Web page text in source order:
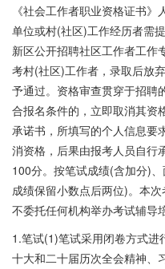
《社会工作者职业资格证书
单位或村(社区)工作经历者需
新区公开招聘社区工作者工作
考村(社区)工作者，录取后放
予通过。资格审查贯穿于招聘
合报名条件的，立即取消其资
承诺书，所填写的个人信息要
消资格，后果由报考人员自行
100分。按笔试成绩(含加分)
成绩保留小数点后两位)。本
不委托任何机构举办考试辅导
1.笔试(1)笔试采用闭卷方式
十大和二十届历次全会精神、